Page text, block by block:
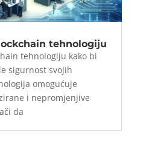
tehnologiju
tehnologiju kako bi
sigurnost svojih
omogućuje
i nepromjenjive
da